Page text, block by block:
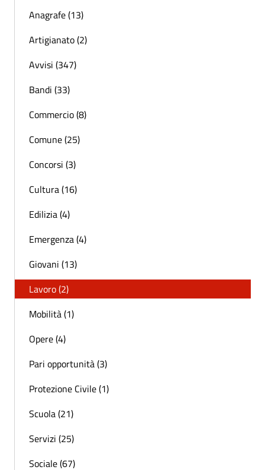
Anagrafe (13)
Artigianato (2)
Avvisi (347)
Bandi (33)
Commercio (8)
Comune (25)
Concorsi (3)
Cultura (16)
Edilizia (4)
Emergenza (4)
Giovani (13)
Lavoro (2)
Mobilità (1)
Opere (4)
Pari opportunità (3)
Protezione Civile (1)
Scuola (21)
Servizi (25)
Sociale (67)